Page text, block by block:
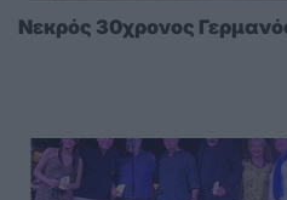
Νεκρός 30χρονος